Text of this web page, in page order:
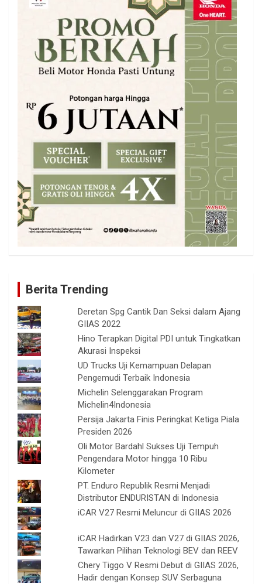
Berita Trending
Deretan Spg Cantik Dan Seksi dalam Ajang
GIIAS 2022
Hino Terapkan Digital PDI untuk Tingkatkan
Akurasi Inspeksi
UD Trucks Uji Kemampuan Delapan
Pengemudi Terbaik Indonesia
Michelin Selenggarakan Program
Michelin4Indonesia
Persija Jakarta Finis Peringkat Ketiga Piala
Presiden 2026
Oli Motor Bardahl Sukses Uji Tempuh
Pengendara Motor hingga 10 Ribu
Kilometer
PT. Enduro Republik Resmi Menjadi
Distributor ENDURISTAN di Indonesia
iCAR V27 Resmi Meluncur di GIIAS 2026
iCAR Hadirkan V23 dan V27 di GIIAS 2026,
Tawarkan Pilihan Teknologi BEV dan REEV
Chery Tiggo V Resmi Debut di GIIAS 2026,
Hadir dengan Konsep SUV Serbaguna